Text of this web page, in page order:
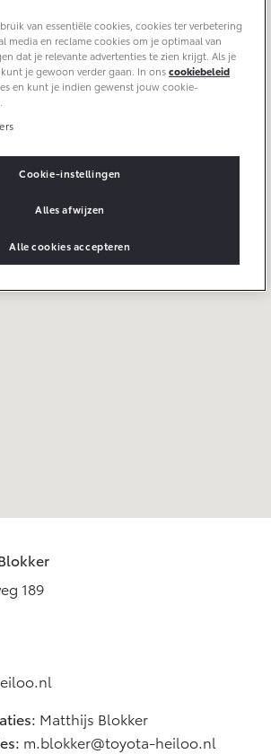
(SIL)
189
Matthijs Blokker
m.blokker@toyota-heiloo.nl
van essentiële cookies, cookies ter verbetering
media en reclame cookies om je optimaal van
dat je relevante advertenties te zien krijgt. Als je
je gewoon verder gaan. In onscookiebeleid
en kunt je indien gewenst jouw cookie-
Cookie-instellingen
Alles afwijzen
Alle cookies accepteren